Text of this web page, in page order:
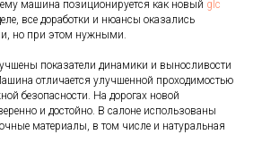
машина позиционируется как новый glc
все доработки и нюансы оказались
но при этом нужными.
показатели динамики и выносливости
отличается улучшенной проходимостью
безопасности. На дорогах новой
и достойно. В салоне использованы
материалы, в том числе и натуральная